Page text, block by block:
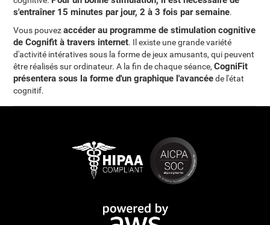
s'entraîner 15 minutes par jour, 2 à 3 fois par semaine.
Vous pouvezaccéder au programme de stimulation cognitive
de Cognifit à travers internet. Il existe une grande variété
d'activité intératives sous la forme de jeux amusants, qui peuvent
être réalisés sur ordinateur. A la fin de chaque séance,CogniFit
présentera sous la forme d'un graphique l'avancéede l'état
cognitif.